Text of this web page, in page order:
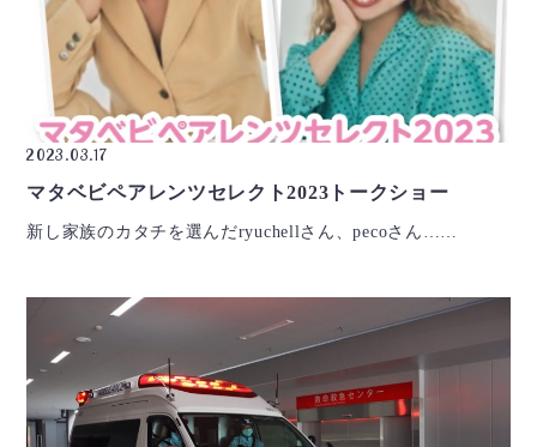
2023.03.17
マタベビペアレンツセレクト2023トークショー
新し家族のカタチを選んだryuchellさん、pecoさん……